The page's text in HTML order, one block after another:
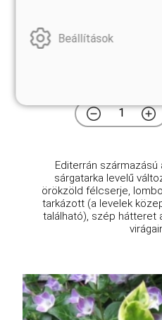
Illumination
Vinca minor
Editerrán származású
sárgatarka levelű
örökzöld félcserje,
tarkázott (a levelek
található), szép hátteret
Beállítások